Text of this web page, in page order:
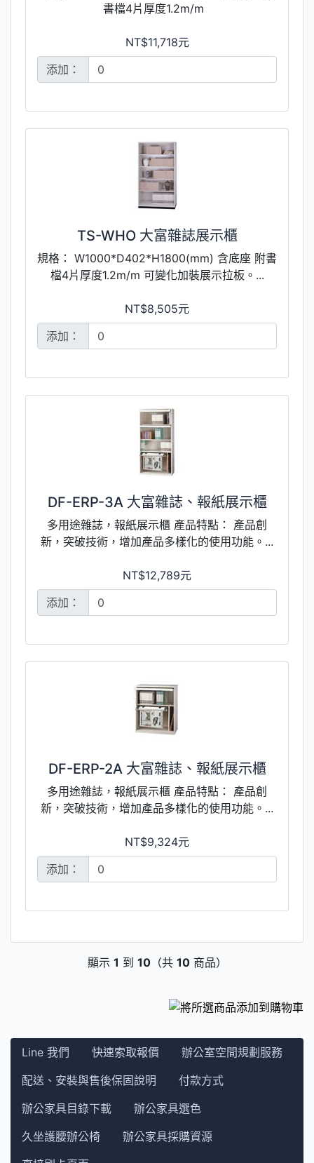
書檔4片厚度1.2m/m
NT$11,718元
添加：
TS-WHO 大富雜誌展示櫃
規格： W1000*D402*H1800(mm) 含底座 附書
檔4片厚度1.2m/m 可變化加裝展示拉板。...
NT$8,505元
添加：
DF-ERP-3A 大富雜誌、報紙展示櫃
多用途雜誌，報紙展示櫃 產品特點： 產品創
新，突破技術，增加產品多樣化的使用功能。...
NT$12,789元
添加：
DF-ERP-2A 大富雜誌、報紙展示櫃
多用途雜誌，報紙展示櫃 產品特點： 產品創
新，突破技術，增加產品多樣化的使用功能。...
NT$9,324元
添加：
顯示 1 到 10（共 10商品）
Line 我們 快速索取報價
辦公室空間規劃服務
配送、安裝與售後保固說明
付款方式
辦公家具目錄下載
辦公家具選色
久坐護腰辦公椅
辦公家具採購資源